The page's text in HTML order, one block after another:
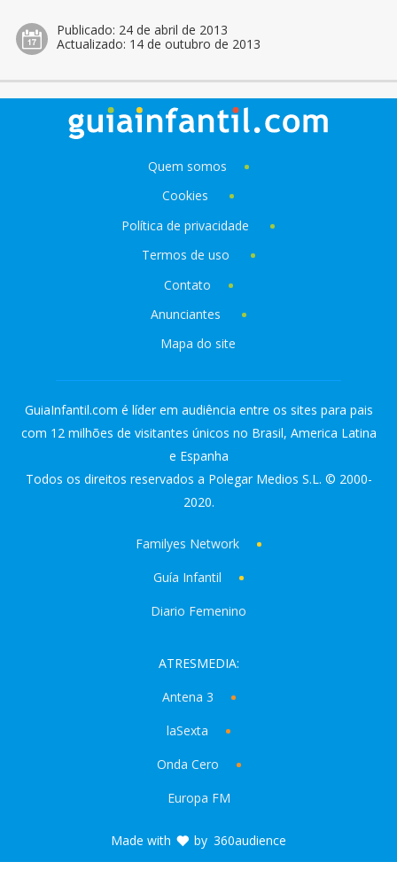
Publicado: 24 de abril de 2013
Actualizado: 14 de outubro de 2013
Quem somos
Cookies
Política de privacidade
Termos de uso
Contato
Anunciantes
Mapa do site
GuiaInfantil.com é líder em audiência entre os sites para pais
com 12 milhões de visitantes únicos no Brasil, America Latina
e Espanha
Todos os direitos reservados a Polegar Medios S.L. © 2000-
2020.
Familyes Network
Guía Infantil
Diario Femenino
ATRESMEDIA:
Antena 3
laSexta
Onda Cero
Europa FM
Made with by 360audience